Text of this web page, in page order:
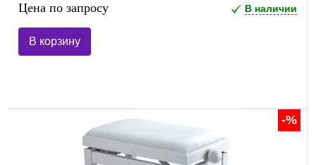
Цена по запросу В наличии
В корзину
-%